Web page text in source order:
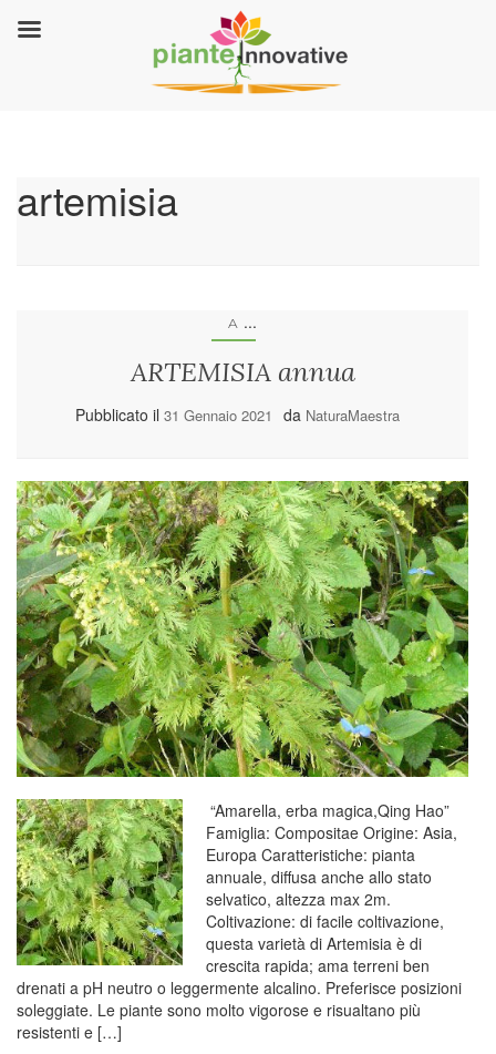
artemisia
A ...
ARTEMISIA annua
Pubblicato il 31 Gennaio 2021 da NaturaMaestra
“Amarella, erba magica,Qing Hao”
Famiglia: Compositae Origine: Asia,
Europa Caratteristiche: pianta
annuale, diffusa anche allo stato
selvatico, altezza max 2m.
Coltivazione: di facile coltivazione,
questa varietà di Artemisia è di
crescita rapida; ama terreni ben
drenati a pH neutro o leggermente alcalino. Preferisce posizioni
soleggiate. Le piante sono molto vigorose e risualtano più
resistenti e […]